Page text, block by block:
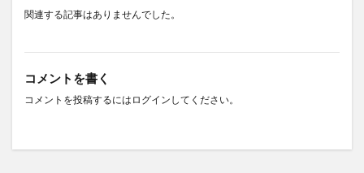
関連する記事はありませんでした。
コメントを書く
コメントを投稿するには ログイン してください。